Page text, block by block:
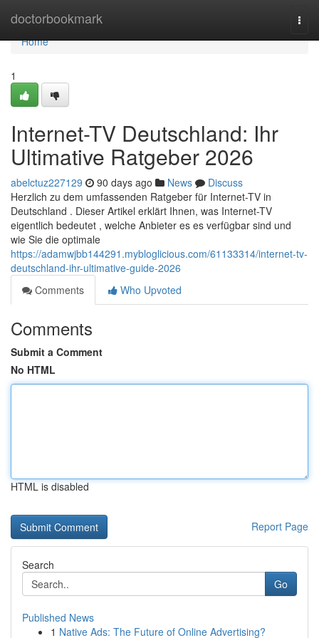
doctorbookmark
Home
Home
1
Internet-TV Deutschland: Ihr
Ultimative Ratgeber 2026
abelctuz227129 90 days ago News
Discuss
Herzlich zu dem umfassenden Ratgeber für Internet-TV in
Deutschland . Dieser Artikel erklärt Ihnen, was Internet-TV
eigentlich bedeutet , welche Anbieter es es verfügbar sind und
wie Sie die optimale
https://adamwjbb144291.mybloglicious.com/61133314/internet-tv-
deutschland-ihr-ultimative-guide-2026
Comments
Who Upvoted
Comments
Submit a Comment
No HTML
HTML is disabled
Report Page
Search
Go
Published News
1 Native Ads: The Future of Online Advertising?